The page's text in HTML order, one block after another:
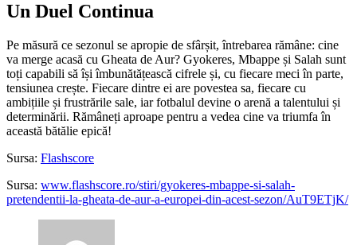
Un Duel Continua
Pe măsură ce sezonul se apropie de sfârșit, întrebarea rămâne: cine
va merge acasă cu Gheata de Aur? Gyokeres, Mbappe și Salah sunt
toți capabili să își îmbunătățească cifrele și, cu fiecare meci în parte,
tensiunea crește. Fiecare dintre ei are povestea sa, fiecare cu
ambițiile și frustrările sale, iar fotbalul devine o arenă a talentului și
determinării. Rămâneți aproape pentru a vedea cine va triumfa în
această bătălie epică!
Sursa: Flashscore
Sursa: www.flashscore.ro/stiri/gyokeres-mbappe-si-salah-
pretendentii-la-gheata-de-aur-a-europei-din-acest-sezon/AuT9ETjK/